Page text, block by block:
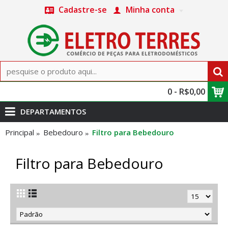
Cadastre-se Minha conta
0 - R$0,00
DEPARTAMENTOS
Principal Bebedouro Filtro para Bebedouro
Filtro para Bebedouro